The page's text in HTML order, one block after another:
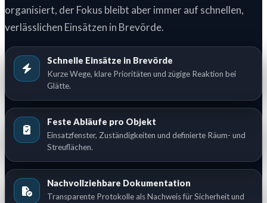
organisiert, der Fokus bleibt aber immer auf schnellen,
verlässlichen Einsätzen in Brevörde.
Schnelle Einsätze in Brevörde
Kurze Wege, klare Prioritäten und zügige Reaktion bei
Glätte.
Feste Abläufe pro Objekt
Einsatzfenster, Zuständigkeiten und definierte Räum- und
Streuflächen.
Nachvollziehbare Dokumentation
Transparente Protokolle als Nachweis für Sicherheit und